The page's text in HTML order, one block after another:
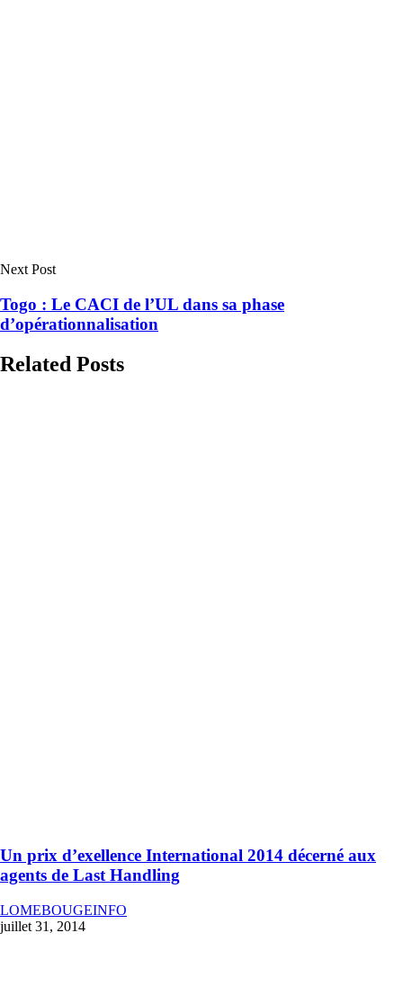
Next Post
Togo : Le CACI de l’UL dans sa phase
d’opérationnalisation
Related Posts
Un prix d’exellence International 2014 décerné aux
agents de Last Handling
LOMEBOUGEINFO
juillet 31, 2014